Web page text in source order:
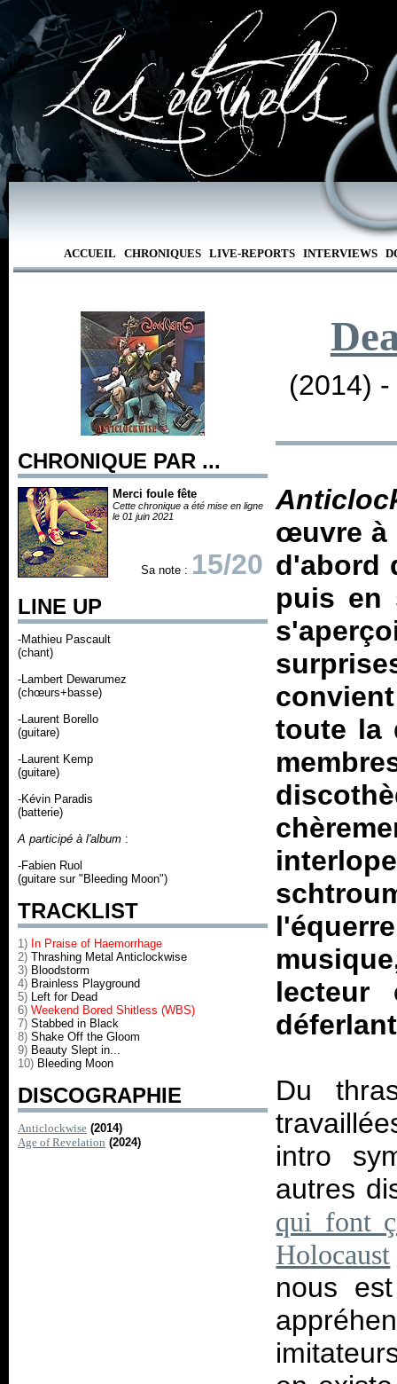
ACCUEIL CHRONIQUES LIVE-REPORTS INTERVIEWS
CHRONIQUE PAR ...
Merci foule fête
Cette chronique a été mise en ligne
le 01 juin 2021
Sa note : 15/20
LINE UP
-Mathieu Pascault
(chant)
-Lambert Dewarumez
(chœurs+basse)
-Laurent Borello
(guitare)
-Laurent Kemp
(guitare)
-Kévin Paradis
(batterie)
A participé à l'album :
-Fabien Ruol
(guitare sur "Bleeding Moon")
TRACKLIST
1) In Praise of Haemorrhage
2) Thrashing Metal Anticlockwise
3) Bloodstorm
4) Brainless Playground
5) Left for Dead
6) Weekend Bored Shitless (WBS)
7) Stabbed in Black
8) Shake Off the Gloom
9) Beauty Slept in...
10) Bleeding Moon
DISCOGRAPHIE
Anticlockwise (2014)
Age of Revelation (2024)
(2014) -
œuvre à
d'abord
puis en
toute la
lecteur
Du
intro
autres
qui font
Holocaust
nous